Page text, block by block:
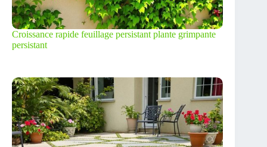
Croissance rapide feuillage persistant plante grimpante
persistant